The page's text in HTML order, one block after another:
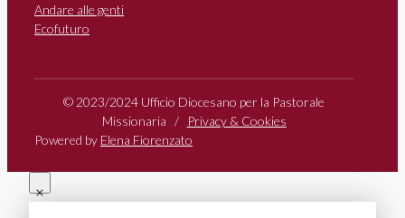
Andare alle genti
Ecofuturo
© 2023/2024 Ufficio Diocesano per la Pastorale
Missionaria /
Privacy & Cookies
Powered by Elena Fiorenzato